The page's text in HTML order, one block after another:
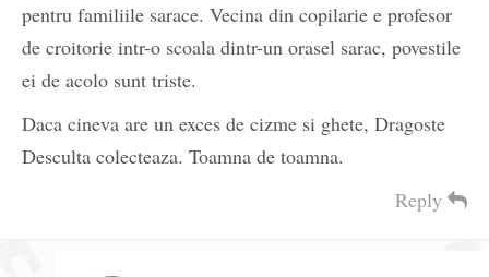
pentru familiile sarace. Vecina din copilarie e profesor
de croitorie intr-o scoala dintr-un orasel sarac, povestile
ei de acolo sunt triste.
Daca cineva are un exces de cizme si ghete, Dragoste
Desculta colecteaza. Toamna de toamna.
Reply